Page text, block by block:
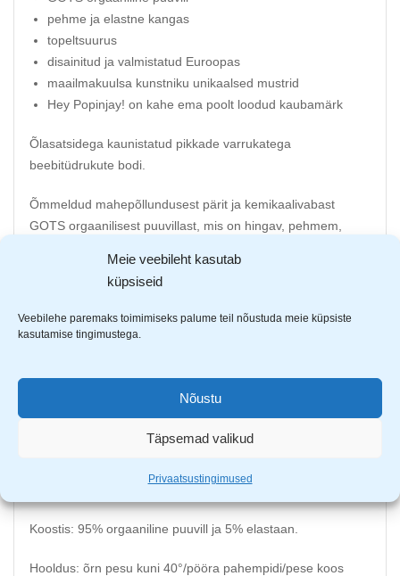
Meie veebileht kasutab
küpsiseid
Veebilehe paremaks toimimiseks palume teil nõustuda meie küpsiste
kasutamise tingimustega.
Nõustu
Täpsemad valikud
Privaatsustingimused
pehme ja elastne kangas
topeltsuurus
disainitud ja valmistatud Euroopas
maailmakuulsa kunstniku unikaalsed mustrid
Hey Popinjay! on kahe ema poolt loodud kaubamärk
Õlasatsidega kaunistatud pikkade varrukatega
beebitüdrukute bodi.
Õmmeldud mahepõllundusest pärit ja kemikaalivabast
GOTS orgaanilisest puuvillast, mis on hingav, pehmem,
ÖKO-TEX märgis kinnitab, et kangaste värvimisprotsess on
kasutamine tagavad kõrge kvaliteedi.
Koostis: 95% orgaaniline puuvill ja 5% elastaan.
Hooldus: õrn pesu kuni 40°/pööra pahempidi/pese koos